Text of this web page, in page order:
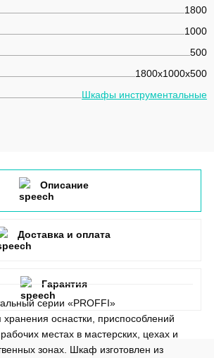
1800
1000
500
1800х1000х500
Шкафы инструментальные
Описание
серии «PROFFI»
оснастки, приспособлений
местах в мастерских, цехах и
зонах. Шкаф изготовлен из
Доставка и оплата
Гарантия